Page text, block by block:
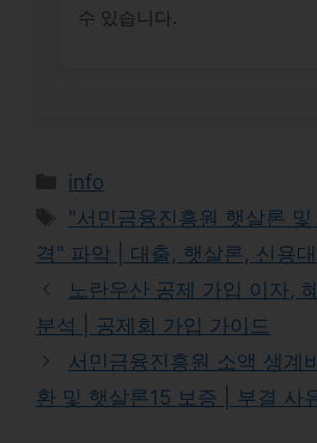
수 있습니다.
Categories
info
Tags
"서민금융진흥원 햇살론
격" 파악 | 대출, 햇살론, 신용
노란우산 공제 가입 이자,
분석 | 공제회 가입 가이드
서민금융진흥원 소액 생계
환 및 햇살론15 보증 | 부결 사